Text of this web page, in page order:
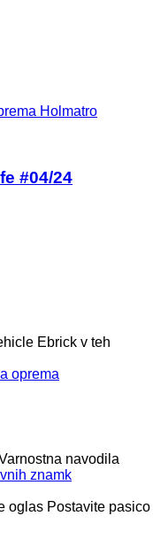
Holmatro
#04/24
Ebrick v teh
oprema
navodila
znamk
oglas Postavite pasico